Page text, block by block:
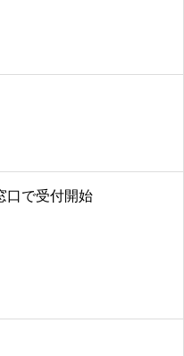
口で受付開始